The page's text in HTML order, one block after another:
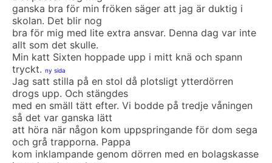
ganska bra för min fröken säger att jag är duktig i
skolan. Det blir nog
bra för mig med lite extra ansvar. Denna dag var inte
allt som det skulle.
Min katt Sixten hoppade upp i mitt knä och spann
tryckt. ny sida
Jag satt stilla på en stol då plotsligt ytterdörren
drogs upp. Och stängdes
med en smäll tätt efter. Vi bodde på tredje våningen
så det var ganska lätt
att höra när någon kom uppspringande för dom sega
och grå trapporna. Pappa
kom inklampande genom dörren med en bolagskasse